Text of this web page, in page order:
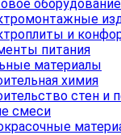
оборудование
и
питания
материалы
химия
стен и
смеси